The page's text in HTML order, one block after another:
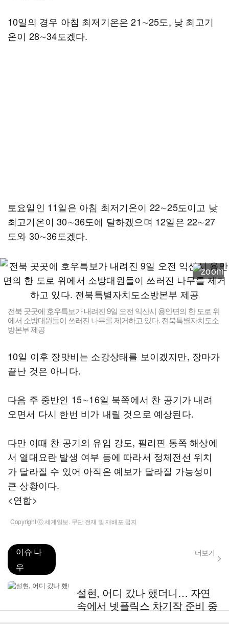
10일의 경우 아침 최저기온은 21∼25도, 낮 최고기
온이 28∼34도겠다.
토요일인 11일은 아침 최저기온이 22∼25도이고 낮
최고기온이 30∼36도에 달하겠으며 12일은 22∼27
도와 30∼36도겠다.
전북 곳곳에 호우특보가 내려진 9일 오전 익산시 용안면의 한 도로 위
에서 소방대원들이 쓰러진 나무를 제거하고 있다. 전북특별자치도소
방본부 제공
10일 이후 장맛비는 소강상태를 보이겠지만, 장마가
끝난 것은 아니다.
다음 주 중반인 15∼16일 북쪽에서 찬 공기가 내려
오면서 다시 한번 비가 내릴 것으로 예상된다.
다만 이때 찬 공기의 유입 강도, 필리핀 동쪽 해상에
서 열대요란 발생 여부 등에 따라서 정체전선 위치
가 달라질 수 있어 아직은 예보가 달라질 가능성이
큰 상황이다.
<연합>
Copyright ⓒ 세계일보. 무단 전재 및 재배포 금지
이슈 나
우
더보기
설현, 어디 갔나 했더니… 자연
속에서 넷플릭스 차기작 준비 중